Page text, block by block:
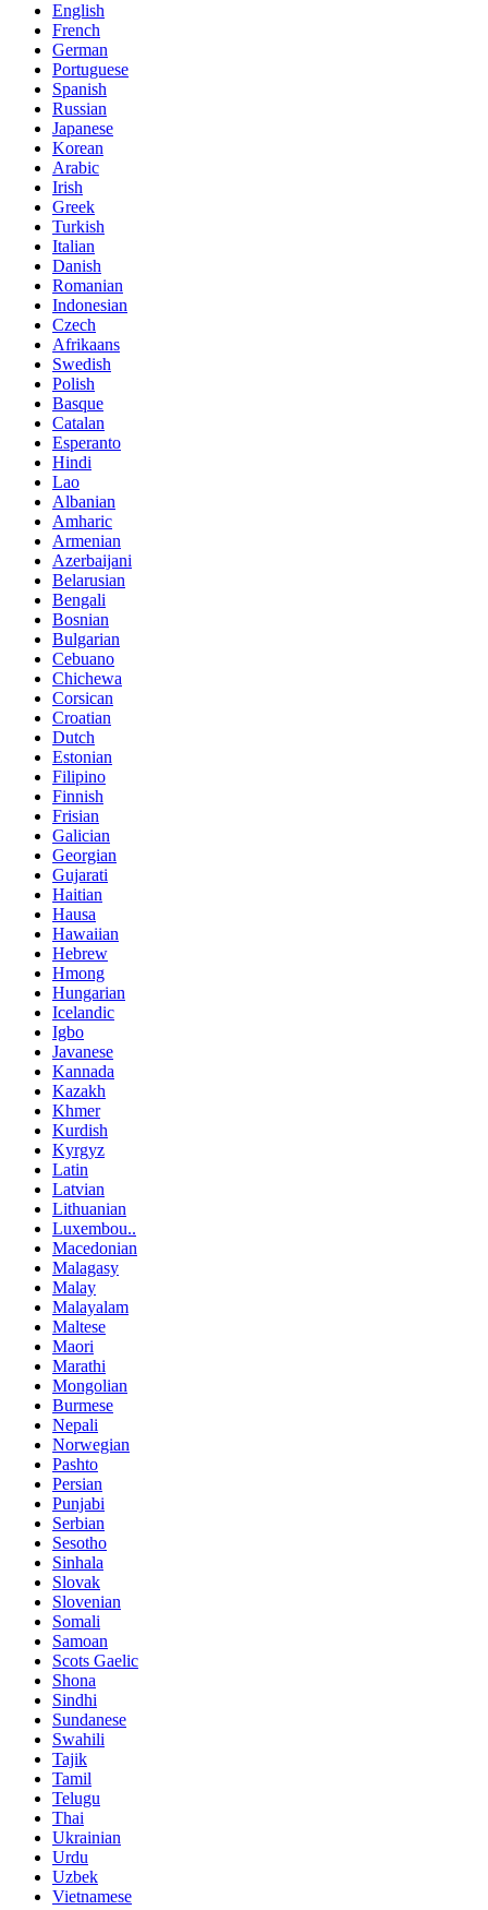
English
French
German
Portuguese
Spanish
Russian
Japanese
Korean
Arabic
Irish
Greek
Turkish
Italian
Danish
Romanian
Indonesian
Czech
Afrikaans
Swedish
Polish
Basque
Catalan
Esperanto
Hindi
Lao
Albanian
Amharic
Armenian
Azerbaijani
Belarusian
Bengali
Bosnian
Bulgarian
Cebuano
Chichewa
Corsican
Croatian
Dutch
Estonian
Filipino
Finnish
Frisian
Galician
Georgian
Gujarati
Haitian
Hausa
Hawaiian
Hebrew
Hmong
Hungarian
Icelandic
Igbo
Javanese
Kannada
Kazakh
Khmer
Kurdish
Kyrgyz
Latin
Latvian
Lithuanian
Luxembou..
Macedonian
Malagasy
Malay
Malayalam
Maltese
Maori
Marathi
Mongolian
Burmese
Nepali
Norwegian
Pashto
Persian
Punjabi
Serbian
Sesotho
Sinhala
Slovak
Slovenian
Somali
Samoan
Scots Gaelic
Shona
Sindhi
Sundanese
Swahili
Tajik
Tamil
Telugu
Thai
Ukrainian
Urdu
Uzbek
Vietnamese